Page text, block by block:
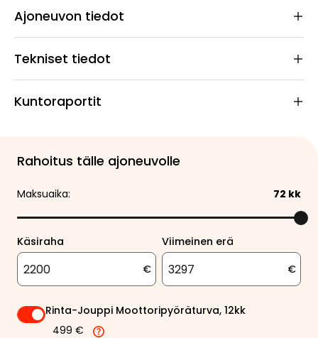
Ajoneuvon tiedot
Tekniset tiedot
Kuntoraportit
Rahoitus tälle ajoneuvolle
Maksuaika: 72 kk
Käsiraha
€
Viimeinen erä
€
Rinta-Jouppi Moottoripyöräturva, 12kk
499 €